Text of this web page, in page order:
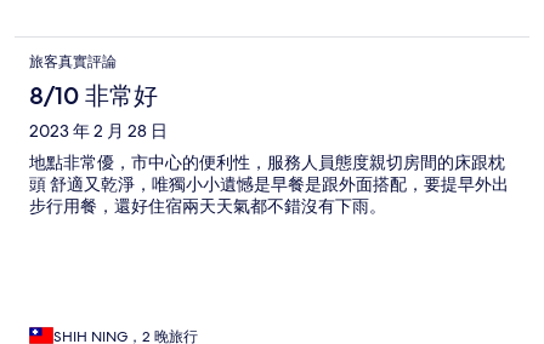
旅客真實評論
8/10 非常好
2023 年 2 月 28 日
地點非常優，市中心的便利性，服務人員態度親切房間的床跟枕
頭 舒適又乾淨，唯獨小小遺憾是早餐是跟外面搭配，要提早外出
步行用餐，還好住宿兩天天氣都不錯沒有下雨。
SHIH NING，2 晚旅行